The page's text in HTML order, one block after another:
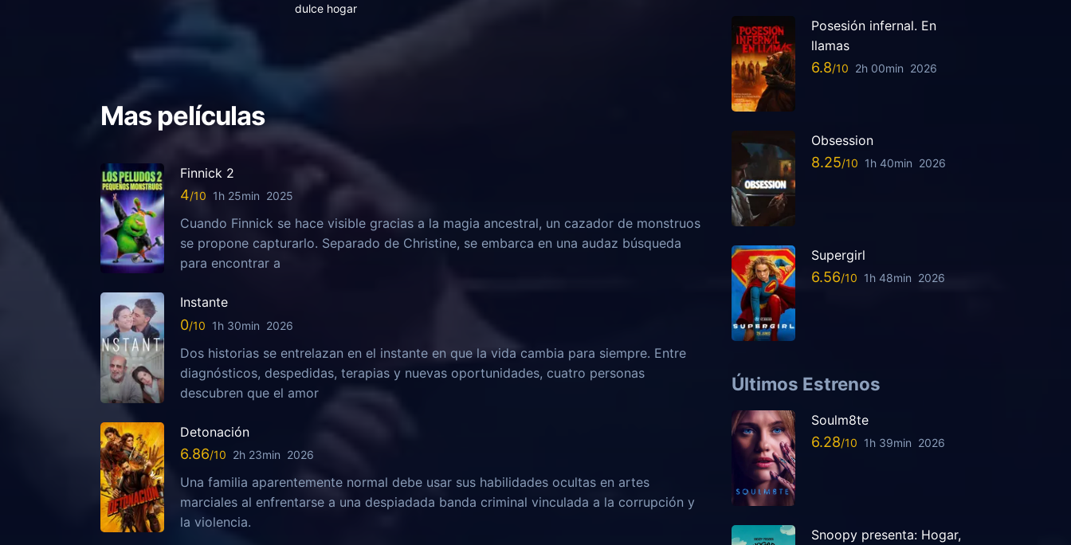
dulce hogar
Mas películas
Finnick 2
4 1h 25min 2025
Cuando Finnick se hace visible gracias a la magia ancestral, un cazador de monstruos
se propone capturarlo. Separado de Christine, se embarca en una audaz búsqueda
para encontrar a
Instante
0 1h 30min 2026
Dos historias se entrelazan en el instante en que la vida cambia para siempre. Entre
diagnósticos, despedidas, terapias y nuevas oportunidades, cuatro personas
descubren que el amor
Detonación
6.86 2h 23min 2026
Una familia aparentemente normal debe usar sus habilidades ocultas en artes
marciales al enfrentarse a una despiadada banda criminal vinculada a la corrupción y
la violencia.
Posesión infernal. En
llamas
6.8 2h 00min 2026
Obsession
8.25 1h 40min 2026
Supergirl
6.56 1h 48min 2026
Últimos Estrenos
Soulm8te
6.28 1h 39min 2026
Snoopy presenta: Hogar,